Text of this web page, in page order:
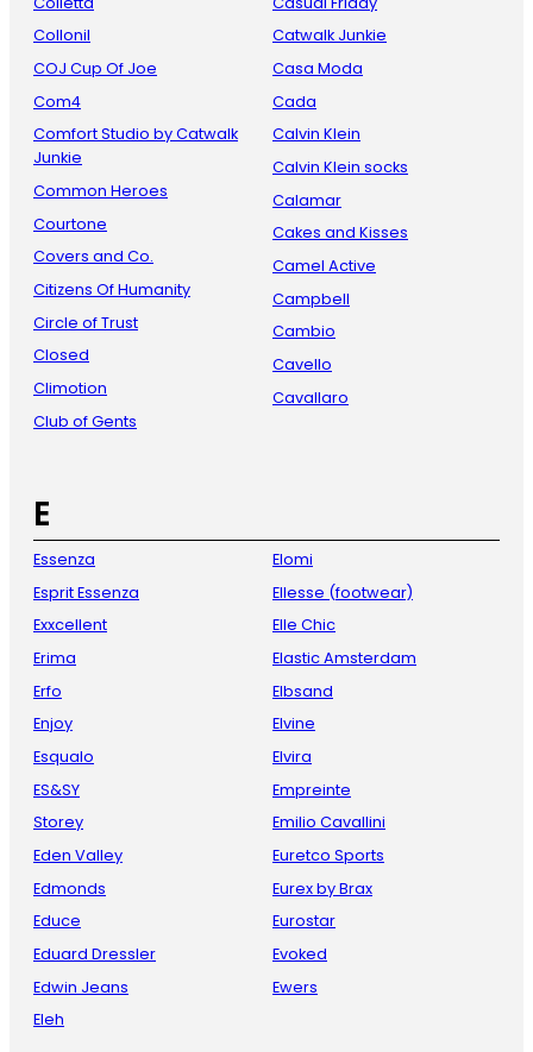
Collonil
COJ Cup Of Joe
Com4
Comfort Studio by Catwalk
Junkie
Common Heroes
Courtone
Covers and Co.
Citizens Of Humanity
Circle of Trust
Closed
Climotion
Club of Gents
Catwalk Junkie
Casa Moda
Cada
Calvin Klein
Calvin Klein socks
Calamar
Cakes and Kisses
Camel Active
Campbell
Cambio
Cavello
Cavallaro
E
Essenza
Esprit Essenza
Exxcellent
Erima
Erfo
Enjoy
Esqualo
ES&SY
Storey
Eden Valley
Edmonds
Educe
Eduard Dressler
Edwin Jeans
Eleh
Elomi
Ellesse (footwear)
Elle Chic
Elastic Amsterdam
Elbsand
Elvine
Elvira
Empreinte
Emilio Cavallini
Euretco Sports
Eurex by Brax
Eurostar
Evoked
Ewers